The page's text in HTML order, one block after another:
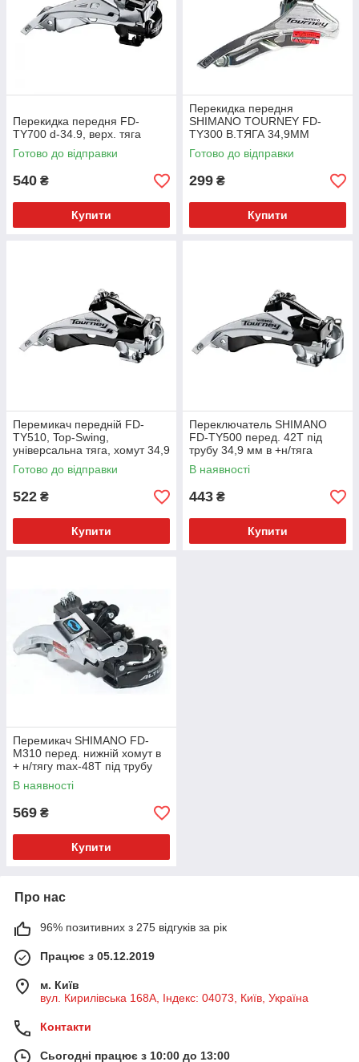
Перекидка передня FD-
TY700 d-34.9, верх. тяга
Готово до відправки
540 ₴
Купити
Перекидка передня
SHIMANO TOURNEY FD-
TY300 В.ТЯГА 34,9ММ
Готово до відправки
299 ₴
Купити
Перемикач передній FD-
TY510, Top-Swing,
універсальна тяга, хомут 34,9
(S/M адаптери), для 48Т
Готово до відправки
522 ₴
Купити
Переключатель SHIMANO
FD-TY500 перед. 42T під
трубу 34,9 мм в +н/тяга
нижні. хомут
В наявності
443 ₴
Купити
Перемикач SHIMANO FD-
M310 перед. нижній хомут в
+ н/тягу max-48Т під трубу
34,9 мм (адаптер 31,8)
В наявності
569 ₴
Купити
Про нас
96% позитивних з 275 відгуків за рік
Працює з 05.12.2019
м. Київ
вул. Кирилівська 168A, Індекс: 04073, Київ, Україна
Контакти
Сьогодні працює з 10:00 до 13:00